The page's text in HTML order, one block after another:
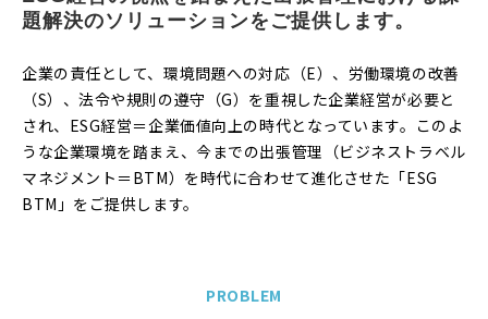
題解決のソリューションをご提供します。
企業の責任として、環境問題への対応（E）、労働環境の改善
（S）、法令や規則の遵守（G）を重視した企業経営が必要と
され、ESG経営＝企業価値向上の時代となっています。このよ
うな企業環境を踏まえ、今までの出張管理（ビジネストラベル
マネジメント＝BTM）を時代に合わせて進化させた「ESG
BTM」をご提供します。
PROBLEM